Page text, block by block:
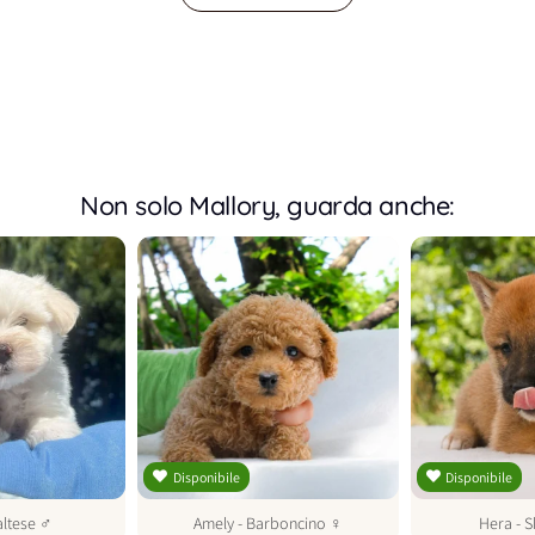
Non solo Mallory, guarda anche:
♂
Disponibile
Amely- Barboncino ♀
Disponibile
Hera -